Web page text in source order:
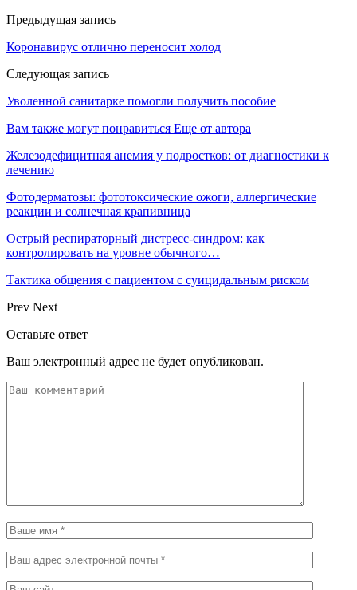
Предыдущая запись
Коронавирус отлично переносит холод
Следующая запись
Уволенной санитарке помогли получить пособие
Вам также могут понравиться Еще от автора
Железодефицитная анемия у подростков: от диагностики к
лечению
Фотодерматозы: фототоксические ожоги, аллергические
реакции и солнечная крапивница
Острый респираторный дистресс-синдром: как
контролировать на уровне обычного…
Тактика общения с пациентом с суицидальным риском
Prev Next
Оставьте ответ
Ваш электронный адрес не будет опубликован.